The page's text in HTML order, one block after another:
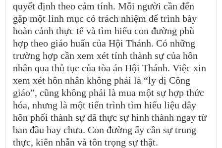
quyết định theo cảm tính. Mỗi người cần đến
gặp một linh mục có trách nhiệm để trình bày
hoàn cảnh thực tế và tìm hiểu con đường phù
hợp theo giáo huấn của Hội Thánh. Có những
trường hợp cần xem xét tính thành sự của hôn
nhân qua thủ tục của tòa án Hội Thánh. Việc xin
xem xét hôn nhân không phải là “ly dị Công
giáo”, cũng không phải là mua một sự hợp thức
hóa, nhưng là một tiến trình tìm hiểu liệu dây
hôn phối thành sự đã thực sự hình thành ngay từ
ban đầu hay chưa. Con đường ấy cần sự trung
thực, kiên nhẫn và tôn trọng sự thật.